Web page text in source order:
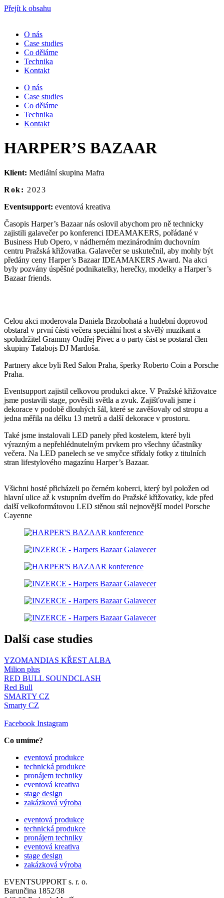
Přejít k obsahu
O nás
Case studies
Co děláme
Technika
Kontakt
O nás
Case studies
Co děláme
Technika
Kontakt
HARPER’S BAZAAR
Klient: Mediální skupina Mafra
Rok: 2023
Eventsupport: eventová kreativa
Časopis Harper’s Bazaar nás oslovil abychom pro ně technicky
zajistili galavečer po konferenci IDEAMAKERS, pořádané v
Business Hub Opero, v nádherném mezinárodním duchovním
centru Pražská křižovatka. Galavečer se uskutečnil, aby mohly být
předány ceny Harper’s Bazaar IDEAMAKERS Award. Na akci
byly pozvány úspěšné podnikatelky, herečky, modelky a Harper’s
Bazaar friends.
Celou akci moderovala Daniela Brzobohatá a hudební doprovod
obstaral v první části večera speciální host a skvělý muzikant a
spoludržitel Grammy Ondřej Pivec a o party část se postaral člen
skupiny Tatabojs DJ Mardoša.
Partnery akce byli Red Salon Praha, šperky Roberto Coin a Porsche
Praha.
Eventsupport zajistil celkovou produkci akce. V Pražské křižovatce
jsme postavili stage, pověsili světla a zvuk. Zajišťovali jsme i
dekorace v podobě dlouhých šál, které se zavěšovaly od stropu a
jedna měřila na délku 13 metrů a další dekorace v prostoru.
Také jsme instalovali LED panely před kostelem, které byli
výrazným a nepřehlédnutelným prvkem pro všechny účastníky
večera. Na LED panelech se ve smyčce střídaly fotky z titulních
stran lifestylového magazínu Harper’s Bazaar.
Všichni hosté přicházeli po černém koberci, který byl položen od
hlavní ulice až k vstupním dveřím do Pražské křižovatky, kde před
další velkoformátovou LED stěnou stál nejnovější model Porsche
Cayenne
Další case studies
YZOMANDIAS KŘEST ALBA
Milion plus
RED BULL SOUNDCLASH
Red Bull
SMARTY CZ
Smarty CZ
Facebook Instagram
Co umíme?
eventová produkce
technická produkce
pronájem techniky
eventová kreativa
stage design
zakázková výroba
eventová produkce
technická produkce
pronájem techniky
eventová kreativa
stage design
zakázková výroba
EVENTSUPPORT s. r. o.
Barunčina 1852/38